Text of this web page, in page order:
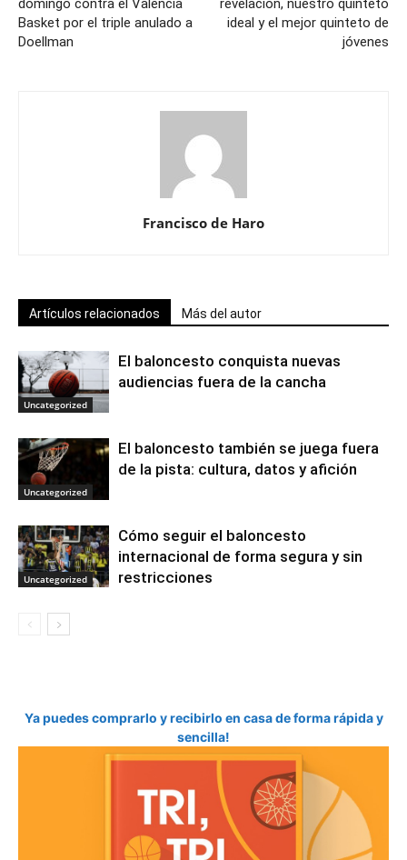
Basket por el triple anulado a
Doellman
ideal y el mejor quinteto de
jóvenes
Francisco de Haro
Artículos relacionados Más del autor
Uncategorized
El baloncesto conquista nuevas
audiencias fuera de la cancha
Uncategorized
El baloncesto también se juega fuera
de la pista: cultura, datos y afición
Uncategorized
Cómo seguir el baloncesto
internacional de forma segura y sin
restricciones
Ya puedes comprarlo y recibirlo en casa de forma rápida y
sencilla!